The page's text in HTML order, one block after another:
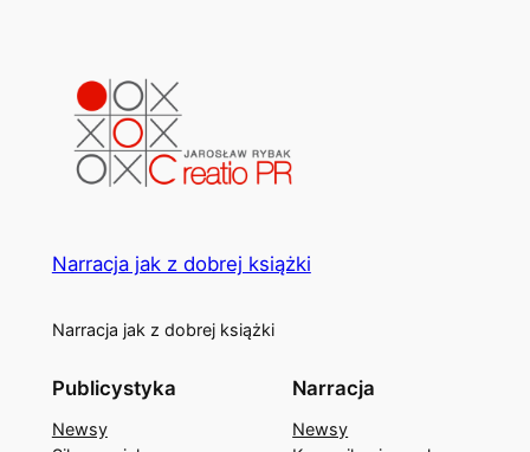
Narracja jak z dobrej książki
Narracja jak z dobrej książki
Publicystyka
Newsy
Narracja
Newsy